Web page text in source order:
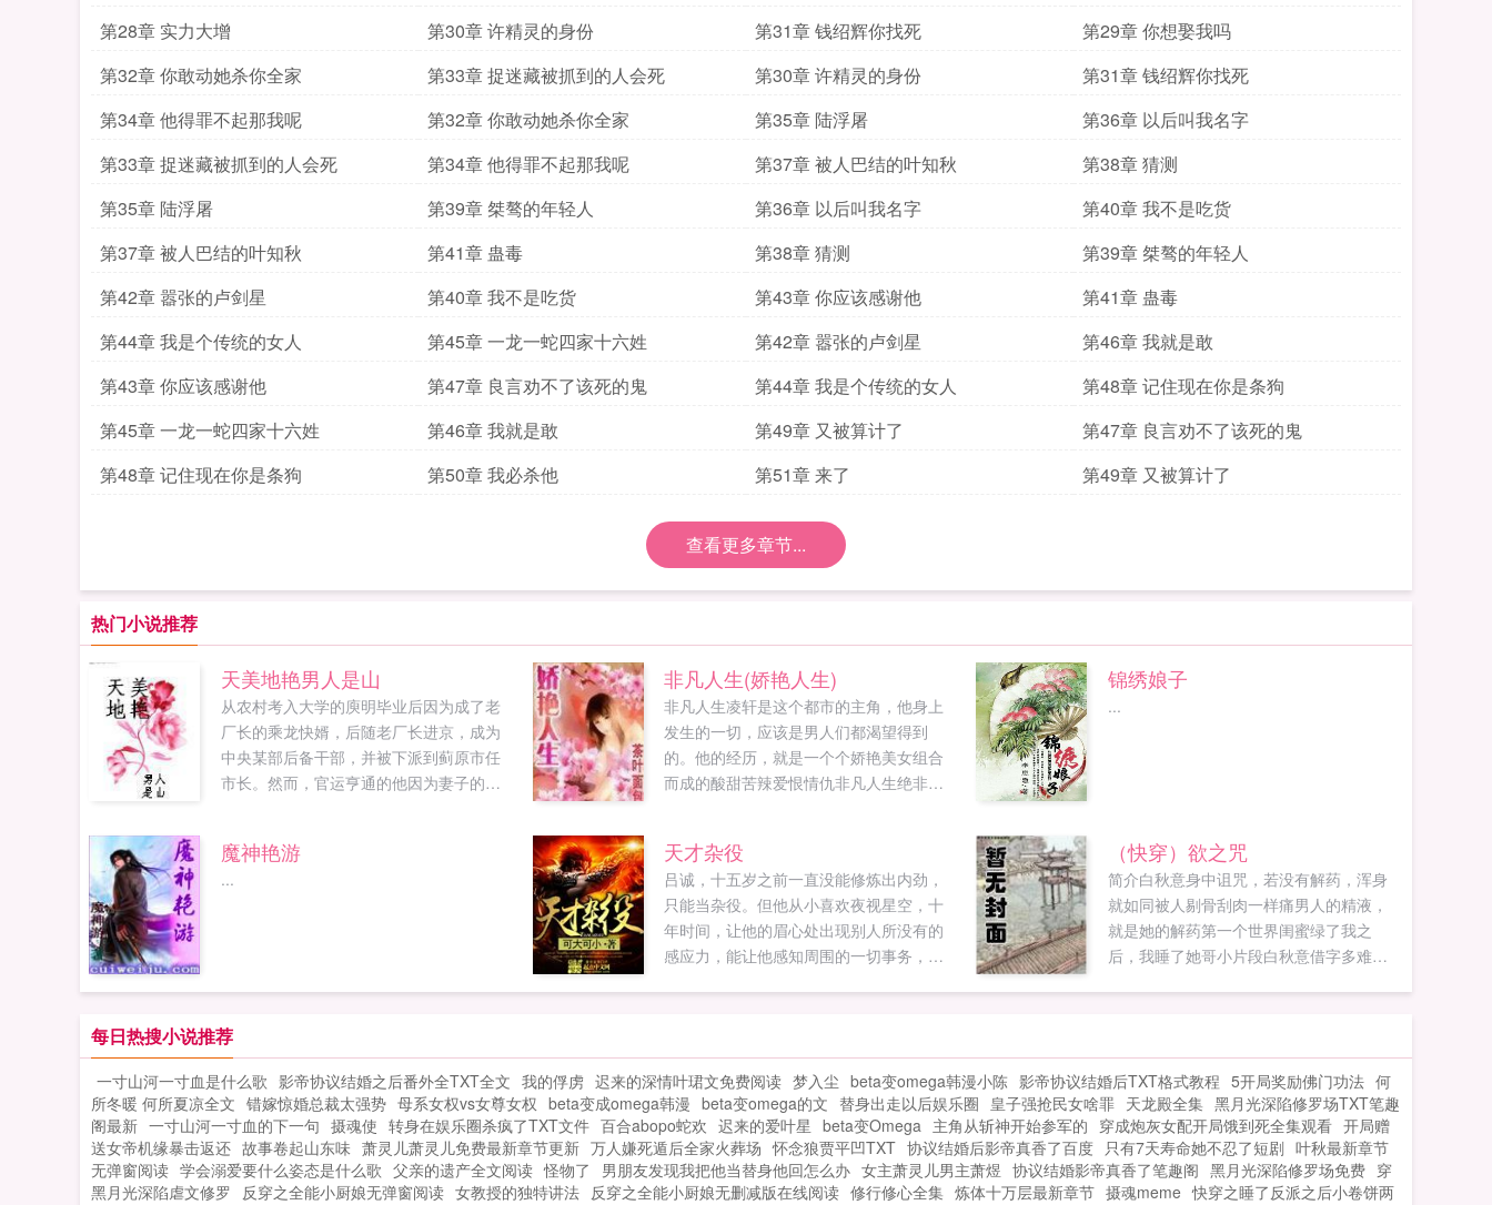
第28章 实力大增
第30章 许精灵的身份 第31章 钱绍辉你找死
第29章 你想娶我吗
第32章 你敢动她杀你全家
第33章 捉迷藏被抓到的人会死 第30章 许精灵的身份
第31章 钱绍辉你找死
第34章 他得罪不起那我呢
第32章 你敢动她杀你全家 第35章 陆浮屠
第36章 以后叫我名字
第33章 捉迷藏被抓到的人会死
第34章 他得罪不起那我呢 第37章 被人巴结的叶知秋
第38章 猜测
第35章 陆浮屠
第39章 桀骜的年轻人 第36章 以后叫我名字
第40章 我不是吃货
第37章 被人巴结的叶知秋
第41章 蛊毒 第38章 猜测
第39章 桀骜的年轻人
第42章 嚣张的卢剑星
第40章 我不是吃货 第43章 你应该感谢他
第41章 蛊毒
第44章 我是个传统的女人
第45章 一龙一蛇四家十六姓 第42章 嚣张的卢剑星
第46章 我就是敢
第43章 你应该感谢他
第47章 良言劝不了该死的鬼 第44章 我是个传统的女人
第48章 记住现在你是条狗
第45章 一龙一蛇四家十六姓
第46章 我就是敢 第49章 又被算计了
第47章 良言劝不了该死的鬼
第48章 记住现在你是条狗
第50章 我必杀他 第51章 来了 第49章 又被算计了
查看更多章节...
热门小说推荐
天美地艳男人是山
从农村考入大学的庾明毕业后因为成了老
厂长的乘龙快婿，后随老厂长进京，成为
中央某部后备干部，并被下派到蓟原市任
市长。然而，官运亨通的他因为妻子的奸
轻恋爱时与恋人的越轨行为作文章，将其
赶下台，多亏老省长爱惜人才，推荐其参
受到了中央领导和老百姓的赞誉。在省代
一介平民跃升为省长...
非凡人生(娇艳人生)
非凡人生凌轩是这个都市的主角，他身上
发生的一切，应该是男人们都渴望得到
的。他的经历，就是一个个娇艳美女组合
而成的酸甜苦辣爱恨情仇非凡人生绝非一
新，更自然，更现代！总结只有一句YY，
只有YY，男人的YY，最尽情的YY！...
锦绣娘子
...
魔神艳游
...
天才杂役
吕诚，十五岁之前一直没能修炼出内劲，
只能当杂役。但他从小喜欢夜视星空，十
年时间，让他的眉心处出现别人所没有的
感应力，能让他感知周围的一切事务，并
惟妙惟肖。在这个武者为尊的世界，最终
一步步成为睥睨天下的至尊...
（快穿）欲之咒
简介白秋意身中诅咒，若没有解药，浑身
就如同被人剔骨刮肉一样痛男人的精液，
就是她的解药第一个世界闺蜜绿了我之
后，我睡了她哥小片段白秋意借字多难听
人破瓜的人？季裴承。去床上。季裴承
道。你硬了吗？白秋意问。季裴承没说
话，直接把她的手牵过来，往胯间按。小
弟弟好精神呀，白秋意道，哥就在这里要
了妹妹吧，妹妹湿哒哒的走不动。你说话
一直这么没遮拦？那要看对谁了，对你是
每日热搜小说推荐
一寸山河一寸血是什么歌 影帝协议结婚之后番外全TXT全文 我的俘虏 迟来的深情叶珺文免费阅读 梦入尘 beta变omega韩漫小陈 影帝协议结婚后TXT格式教程 5开局奖励佛门功法 何
所冬暖 何所夏凉全文 错嫁惊婚总裁太强势 母系女权vs女尊女权 beta变成omega韩漫 beta变omega的文 替身出走以后娱乐圈 皇子强抢民女啥罪 天龙殿全集 黑月光深陷修罗场TXT笔趣
阁最新 一寸山河一寸血的下一句 摄魂使 转身在娱乐圈杀疯了TXT文件 百合abopo蛇欢 迟来的爱叶星 beta变Omega 主角从斩神开始参军的 穿成炮灰女配开局饿到死全集观看 开局赠
送女帝机缘暴击返还 故事卷起山东味 萧灵儿萧灵儿免费最新章节更新 万人嫌死遁后全家火葬场 怀念狼贾平凹TXT 协议结婚后影帝真香了百度 只有7天寿命她不忍了短剧 叶秋最新章节
无弹窗阅读 学会溺爱要什么姿态是什么歌 父亲的遗产全文阅读 怪物了 男朋友发现我把他当替身他回怎么办 女主萧灵儿男主萧煜 协议结婚影帝真香了笔趣阁 黑月光深陷修罗场免费 穿
黑月光深陷虐文修罗 反穿之全能小厨娘无弹窗阅读 女教授的独特讲法 反穿之全能小厨娘无删减版在线阅读 修行修心全集 炼体十万层最新章节 摄魂meme 快穿之睡了反派之后小卷饼两